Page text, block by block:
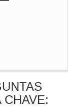
CHAVE: